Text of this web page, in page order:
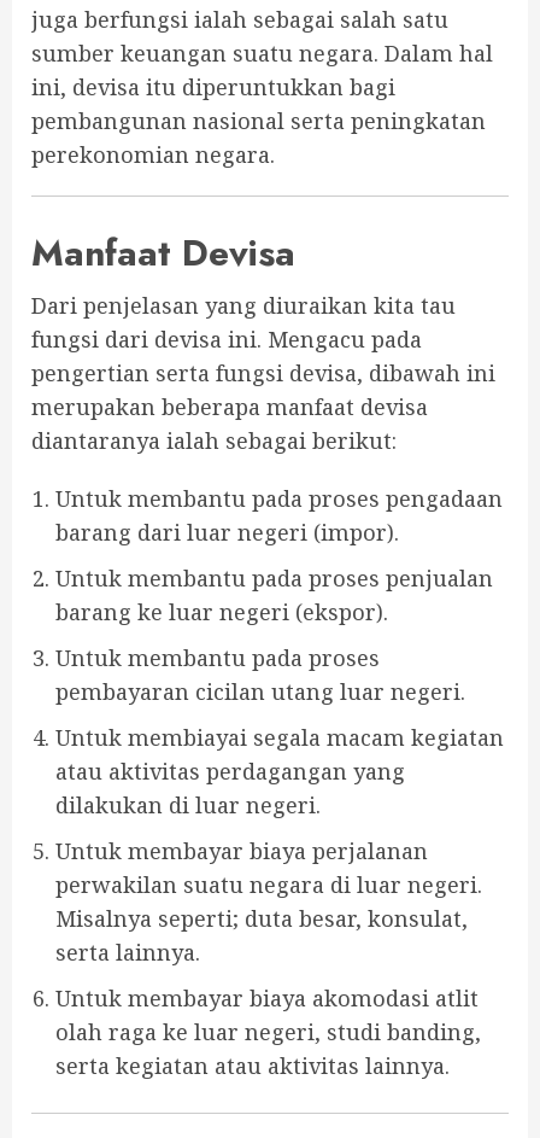
juga berfungsi ialah sebagai salah satu
sumber keuangan suatu negara. Dalam hal
ini, devisa itu diperuntukkan bagi
pembangunan nasional serta peningkatan
perekonomian negara.
Manfaat Devisa
Dari penjelasan yang diuraikan kita tau
fungsi dari devisa ini. Mengacu pada
pengertian serta fungsi devisa, dibawah ini
merupakan beberapa manfaat devisa
diantaranya ialah sebagai berikut:
Untuk membantu pada proses pengadaan
barang dari luar negeri (impor).
Untuk membantu pada proses penjualan
barang ke luar negeri (ekspor).
Untuk membantu pada proses
pembayaran cicilan utang luar negeri.
Untuk membiayai segala macam kegiatan
atau aktivitas perdagangan yang
dilakukan di luar negeri.
Untuk membayar biaya perjalanan
perwakilan suatu negara di luar negeri.
Misalnya seperti; duta besar, konsulat,
serta lainnya.
Untuk membayar biaya akomodasi atlit
olah raga ke luar negeri, studi banding,
serta kegiatan atau aktivitas lainnya.